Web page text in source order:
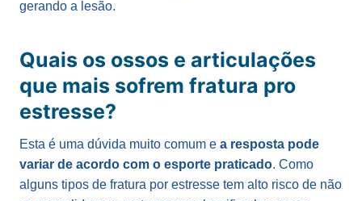
gerando a lesão.
Quais os ossos e articulações
que mais sofrem fratura pro
estresse?
Esta é uma dúvida muito comum e a resposta pode
variar de acordo com o esporte praticado. Como
alguns tipos de fratura por estresse tem alto risco de não